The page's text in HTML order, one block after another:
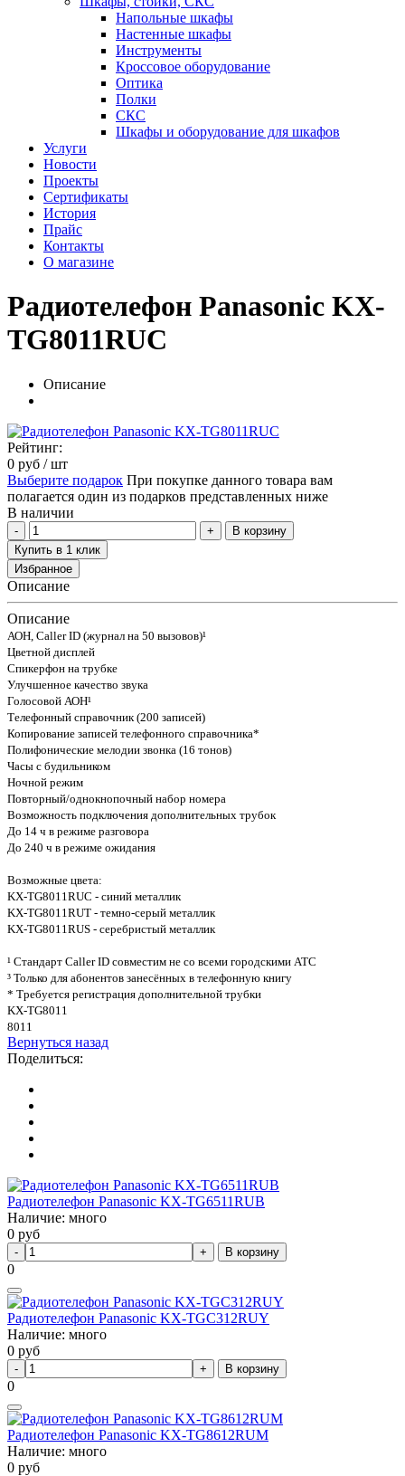
Напольные шкафы
Настенные шкафы
Инструменты
Кроссовое оборудование
Оптика
Полки
СКС
Шкафы и оборудование для шкафов
Услуги
Новости
Проекты
Сертификаты
История
Прайс
Контакты
О магазине
Радиотелефон Panasonic KX-
TG8011RUC
Описание
Рейтинг:
0 руб / шт
Выберите подарок При покупке данного товара вам
полагается один из подарков представленных ниже
В наличии
В корзину
Купить в 1 клик
Избранное
Описание
Описание
АОН, Caller ID (журнал на 50 вызовов)¹
Цветной дисплей
Спикерфон на трубке
Улучшенное качество звука
Голосовой АОН¹
Телефонный справочник (200 записей)
Копирование записей телефонного справочника*
Полифонические мелодии звонка (16 тонов)
Часы с будильником
Ночной режим
Повторный/однокнопочный набор номера
Возможность подключения дополнительных трубок
До 14 ч в режиме разговора
До 240 ч в режиме ожидания
Возможные цвета:
KX-TG8011RUC - синий металлик
KX-TG8011RUT - темно-серый металлик
KX-TG8011RUS - серебристый металлик
¹ Стандарт Caller ID совместим не со всеми городскими АТС
³ Только для абонентов занесённых в телефонную книгу
* Требуется регистрация дополнительной трубки
KX-TG8011
8011
Вернуться назад
Поделиться:
Радиотелефон Panasonic KX-TG6511RUB
Наличие: много
0 руб
В корзину
0
Радиотелефон Panasonic KX-TGC312RUY
Наличие: много
0 руб
В корзину
0
Радиотелефон Panasonic KX-TG8612RUM
Наличие: много
0 руб